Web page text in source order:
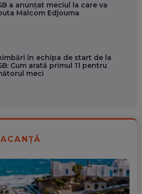
a anunțat meciul la care va
Malcom Edjouma
în echipa de start de la
Cum arată primul 11 pentru
meci